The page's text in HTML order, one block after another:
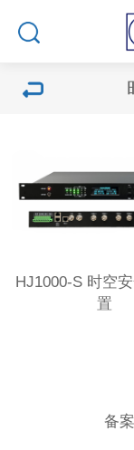
HJ1000-S 时空
置
备